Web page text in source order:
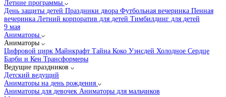
Летние программы
День защиты детей Праздники двора Футбольная вечеринка Пенная
вечеринка Летний корпоратив для детей Тимбилдинг для детей
9 мая
Аниматоры
Аниматоры
Цифровой цирк Майнкрафт Тайна Коко Уэнсдей Холодное Сердце
Барби и Кен Трансформеры
Ведущие праздников
Детский ведущий
Аниматоры на день рождения
Аниматоры для девочек Аниматоры для мальчиков